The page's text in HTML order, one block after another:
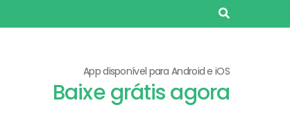
App disponível para Android e iOS
Baixe grátis agora